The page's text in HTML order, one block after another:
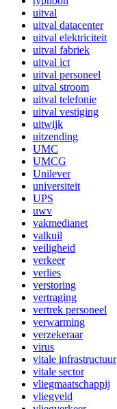
uitval
uitval datacenter
uitval elektriciteit
uitval fabriek
uitval ict
uitval personeel
uitval stroom
uitval telefonie
uitval vestiging
uitwijk
uitzending
UMC
UMCG
Unilever
universiteit
UPS
uwv
vakmedianet
valkuil
veiligheid
verkeer
verlies
verstoring
vertraging
vertrek personeel
verwarming
verzekeraar
virus
vitale infrastructuur
vitale sector
vliegmaatschappij
vliegveld